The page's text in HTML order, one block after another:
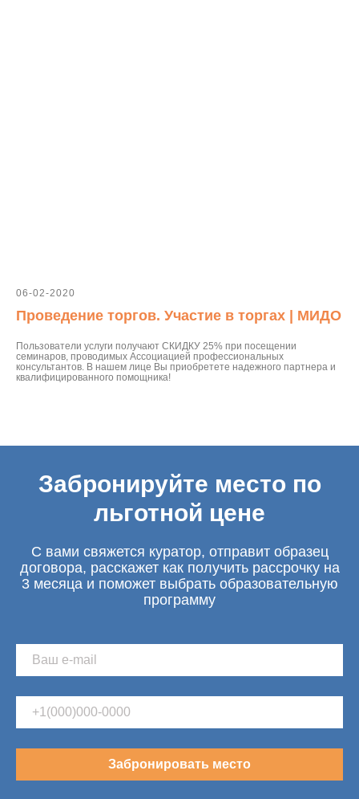
06-02-2020
Проведение торгов. Участие в торгах | МИДО
Пользователи услуги получают СКИДКУ 25% при посещении
семинаров, проводимых Ассоциацией профессиональных
консультантов. В нашем лице Вы приобретете надежного партнера и
квалифицированного помощника!
Забронируйте место по
льготной цене
С вами свяжется куратор, отправит образец
договора, расскажет как получить рассрочку на
3 месяца и поможет выбрать образовательную
программу
Забронировать место